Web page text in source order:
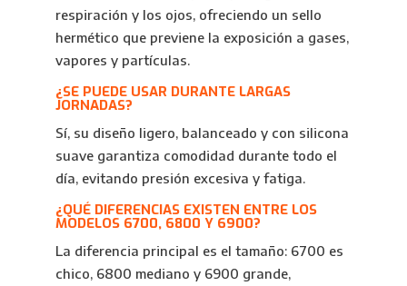
respiración y los ojos, ofreciendo un sello
hermético que previene la exposición a gases,
vapores y partículas.
¿SE PUEDE USAR DURANTE LARGAS
JORNADAS?
Sí, su diseño ligero, balanceado y con silicona
suave garantiza comodidad durante todo el
día, evitando presión excesiva y fatiga.
¿QUÉ DIFERENCIAS EXISTEN ENTRE LOS
MODELOS 6700, 6800 Y 6900?
La diferencia principal es el tamaño: 6700 es
chico, 6800 mediano y 6900 grande,